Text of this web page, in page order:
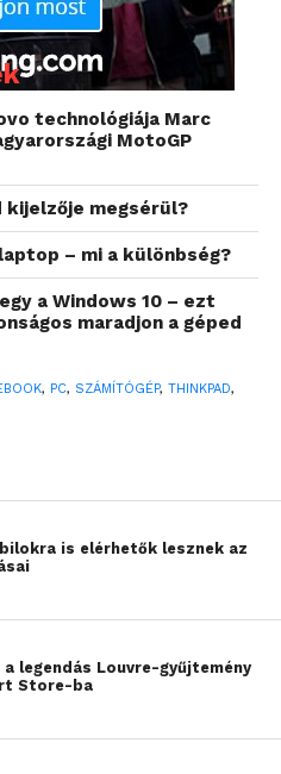
GB SSD-től 1 TB SSD-ig
az
NFC sem marad ki az új
technológiája Marc
MotoGP
megsérül?
– mi a különbség?
a Windows 10 – ezt
maradjon a géped
, PC, SZÁMÍTÓGÉP, THINKPAD,
is elérhetők lesznek az
legendás Louvre-gyűjtemény
Store-ba